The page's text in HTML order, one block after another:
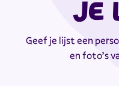
JE
Geef je lijst een
en foto’s